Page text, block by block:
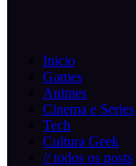
Inicio
Games
Animes
Cinema e Series
Tech
Cultura Geek
// todos os posts